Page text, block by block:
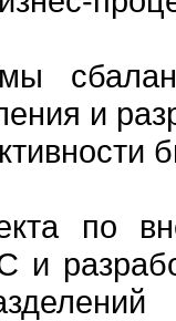
и
по
и